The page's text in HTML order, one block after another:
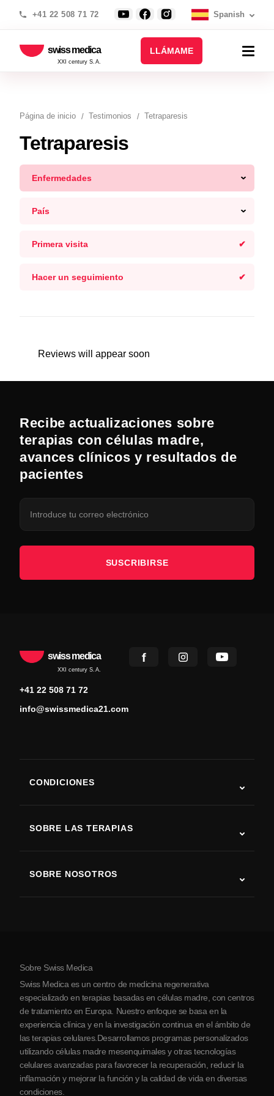
+41 22 508 71 72 Spanish
swiss medica
XXI century S.A.
LLÁMAME
Página de inicio Testimonios Tetraparesis
Tetraparesis
Enfermedades
País
Primera visita
Hacer un seguimiento
Reviews will appear soon
Recibe actualizaciones sobre
terapias con células madre,
avances clínicos y resultados de
pacientes
SUSCRIBIRSE
swiss medica
XXI century S.A.
+41 22 508 71 72
info@swissmedica21.com
CONDICIONES
Enfermedad de Parkinson
Artritis
SOBRE LAS TERAPIAS
SOBRE NOSOTROS
Sobre Serbia
Colaboraciones
Sobre Swiss Medica
Swiss Medica es un centro de medicina regenerativa
especializado en terapias basadas en células madre, con centros
de tratamiento en Europa. Nuestro enfoque se basa en la
experiencia clínica y en la investigación continua en el ámbito de
las terapias celulares.Desarrollamos programas personalizados
utilizando células madre mesenquimales y otras tecnologías
celulares avanzadas para favorecer la recuperación, reducir la
inflamación y mejorar la función y la calidad de vida en diversas
condiciones.